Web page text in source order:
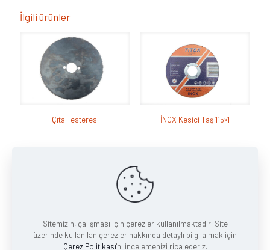
İlgili ürünler
Çıta Testeresi İNOX Kesici Taş 115×1
Vidalı Tokmak
Sitemizin, çalışması için çerezler kullanılmaktadır. Site
üzerinde kullanılan çerezler hakkında detaylı bilgi almak için
Çerez Politikası'nı incelemenizi rica ederiz.